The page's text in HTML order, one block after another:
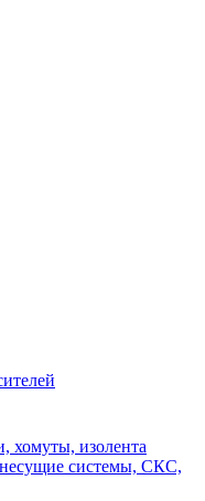
хомуты, изолента
системы, СКС,